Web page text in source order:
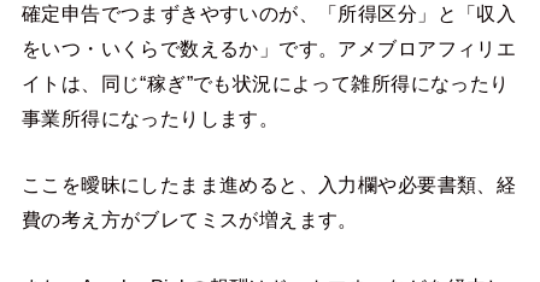
確定申告でつまずきやすいのが、「所得区分」と「収入
をいつ・いくらで数えるか」です。アメブロアフィリエ
イトは、同じ“稼ぎ”でも状況によって雑所得になったり
事業所得になったりします。
ここを曖昧にしたまま進めると、入力欄や必要書類、経
費の考え方がブレてミスが増えます。